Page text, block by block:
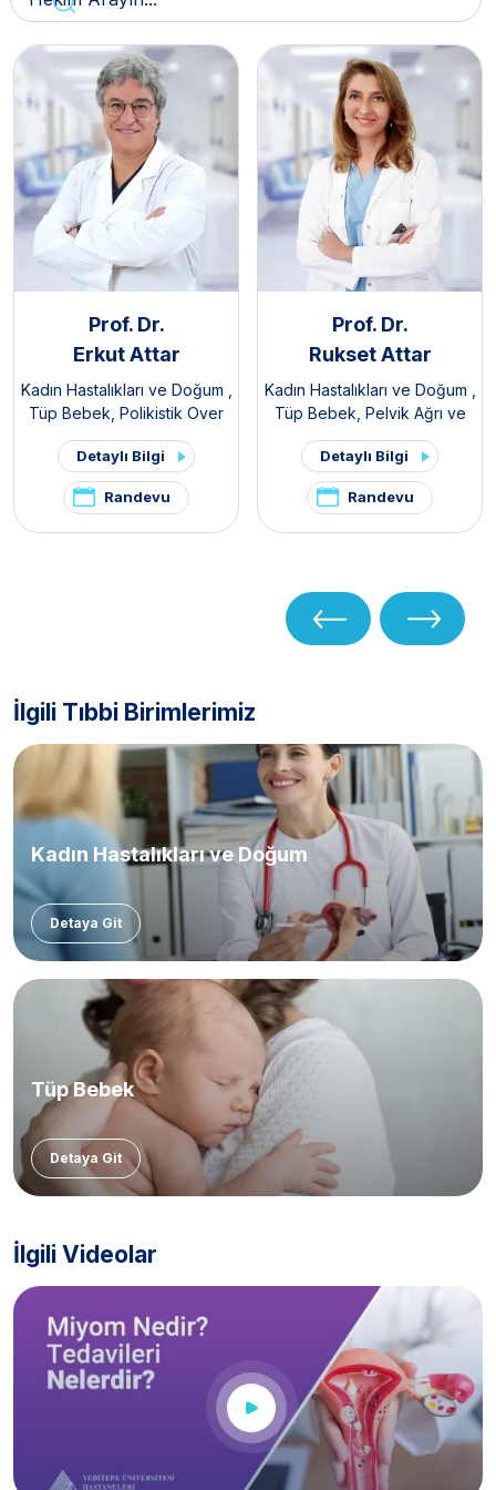
Prof. Dr.
Erkut Attar
Kadın Hastalıkları ve Doğum
Tüp Bebek Polikistik Over
Sendromu / PKOS ve
Hirsutizm Kliniği,Pelvik Ağrı
ve Endometriozis Kliniği
Detaylı Bilgi
Randevu
Prof. Dr.
Rukset Attar
Kadın Hastalıkları ve Doğum
Tüp Bebek Pelvik Ağrı ve
Endometriozis Kliniği
Detaylı Bilgi
Randevu
İlgili Tıbbi Birimlerimiz
Kadın Hastalıkları ve Doğum
Detaya Git
Tüp Bebek
Detaya Git
İlgili Videolar